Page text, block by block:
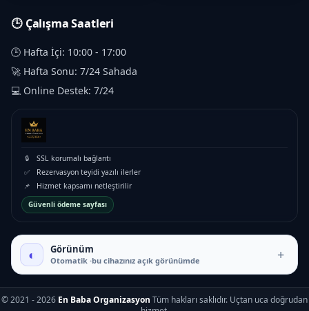
🕒 Çalışma Saatleri
🕒 Hafta İçi: 10:00 - 17:00
🚀 Hafta Sonu: 7/24 Sahada
💻 Online Destek: 7/24
🔒
SSL korumalı bağlantı
✅
Rezervasyon teyidi yazılı ilerler
📌
Hizmet kapsamı netleştirilir
Güvenli ödeme sayfası
◐ Görünüm
Otomatik ·bu cihazınız açık görünümde +
© 2021 - 2026 En Baba Organizasyon Tüm hakları saklıdır. Uçtan uca doğrudan